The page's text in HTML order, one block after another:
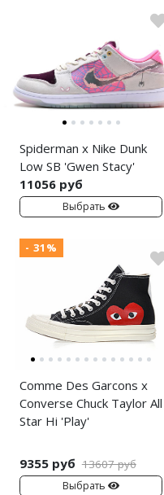
Spiderman x Nike Dunk
Low SB 'Gwen Stacy'
11056 руб
Выбрать
- 31%
Comme Des Garcons x
Converse Chuck Taylor All
Star Hi 'Play'
9355 руб 13607 руб
Выбрать